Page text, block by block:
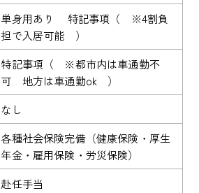
単身用あり 特記事項（ ※4割負
担で入居可能 ）
特記事項（ ※都市内は車通勤不
可 地方は車通勤ok ）
なし
各種社会保険完備（健康保険・厚生
年金・雇用保険・労災保険）
赴任手当